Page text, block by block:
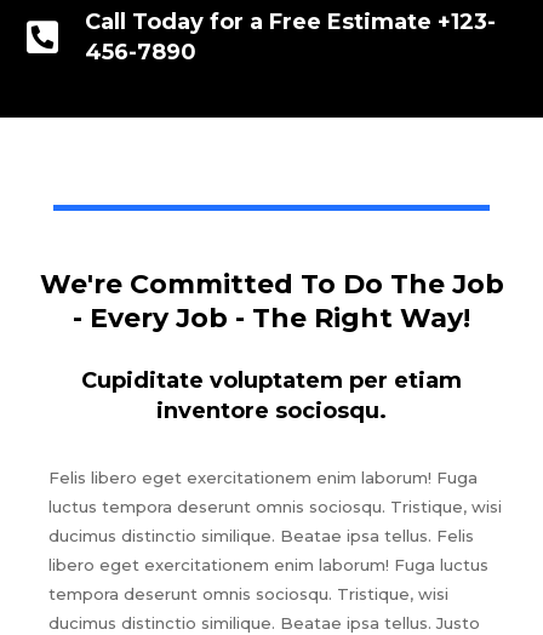
Call Today for a Free Estimate +123-
456-7890
We're Committed To Do The Job
- Every Job - The Right Way!
Cupiditate voluptatem per etiam
inventore sociosqu.
Felis libero eget exercitationem enim laborum! Fuga
luctus tempora deserunt omnis sociosqu. Tristique, wisi
ducimus distinctio similique. Beatae ipsa tellus. Felis
libero eget exercitationem enim laborum! Fuga luctus
tempora deserunt omnis sociosqu. Tristique, wisi
ducimus distinctio similique. Beatae ipsa tellus. Justo